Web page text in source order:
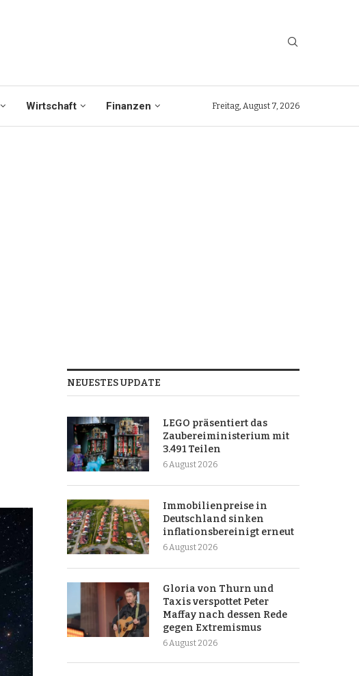
Wirtschaft Finanzen Freitag, August 7, 2026
NEUESTES UPDATE
LEGO präsentiert das
Zaubereiministerium mit
3.491 Teilen
6 August 2026
Immobilienpreise in
Deutschland sinken
inflationsbereinigt erneut
6 August 2026
Gloria von Thurn und
Taxis verspottet Peter
Maffay nach dessen Rede
gegen Extremismus
6 August 2026